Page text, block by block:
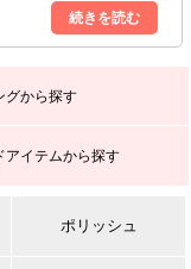
務｣はお休みいたしま
の対応となりますので
ります｡
グから探す
アイテムから探す
ポリッシュ